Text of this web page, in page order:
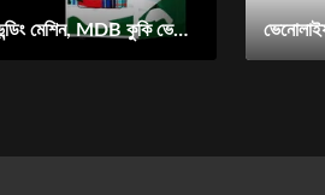
ক্রিসমাস স্বয়ংক্রিয় ভেন্ডিং মেশিন, MDB কুকি ভেন্ডিং মেশিন